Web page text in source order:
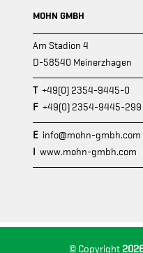
MOHN GMBH
Am Stadion 4
D-58540 Meinerzhagen
T+49(0) 2354-9445-0
F +49(0) 2354-9445-299
E info@mohn-gmbh.com
I www.mohn-gmbh.com
© Copyright